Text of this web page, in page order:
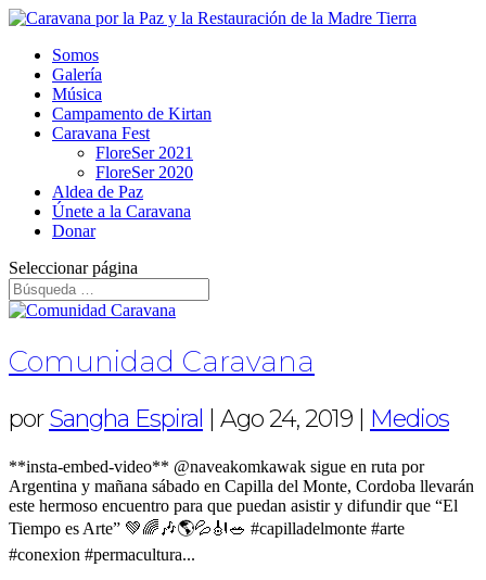
Somos
Galería
Música
Campamento de Kirtan
Caravana Fest
FloreSer 2021
FloreSer 2020
Aldea de Paz
Únete a la Caravana
Donar
Seleccionar página
Comunidad Caravana
porSangha Espiral | Ago 24, 2019 | Medios
**insta-embed-video** @naveakomkawak sigue en ruta por
Argentina y mañana sábado en Capilla del Monte, Cordoba llevarán
este hermoso encuentro para que puedan asistir y difundir que “El
Tiempo es Arte” 💚🌈🎶🌎💦🎻🥗 #capilladelmonte #arte
#conexion #permacultura...